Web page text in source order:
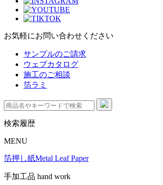
お気軽にお問い合わせください
サンプルのご請求
ウェブカタログ
施工のご相談
箔ラミ
検索履歴
MENU
箔押し紙Metal Leaf Paper
手加工品 hand work